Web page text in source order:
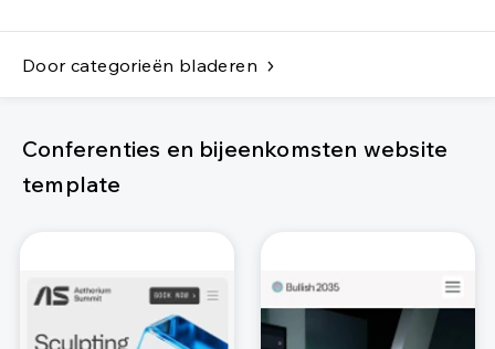
Door categorieën bladeren
Conferenties en bijeenkomsten website
template